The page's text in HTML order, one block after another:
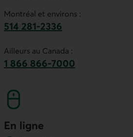
Montréal et environs :
514 281-2336
Ailleurs au Canada :
1 866 866-7000
En ligne